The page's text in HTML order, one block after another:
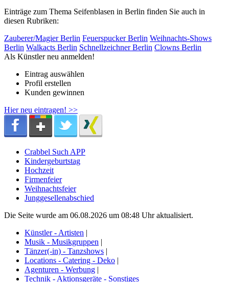
Einträge zum Thema Seifenblasen in Berlin finden Sie auch in
diesen Rubriken:
Zauberer/Magier Berlin Feuerspucker Berlin Weihnachts-Shows
Berlin Walkacts Berlin Schnellzeichner Berlin Clowns Berlin
Als Künstler neu anmelden!
Eintrag auswählen
Profil erstellen
Kunden gewinnen
Hier neu eintragen! >>
Crabbel Such APP
Kindergeburtstag
Hochzeit
Firmenfeier
Weihnachtsfeier
Junggesellenabschied
Die Seite wurde am 06.08.2026 um 08:48 Uhr aktualisiert.
Künstler - Artisten |
Musik - Musikgruppen |
Tänzer(-in) - Tanzshows |
Locations - Catering - Deko |
Agenturen - Werbung |
Technik - Aktionsgeräte - Sonstiges